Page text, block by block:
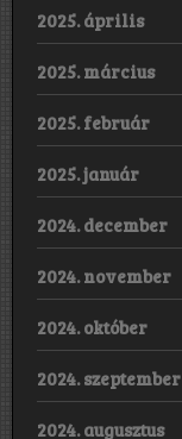
2025. április
2025. március
2025. február
2025. január
2024. december
2024. november
2024. október
2024. szeptember
2024. augusztus